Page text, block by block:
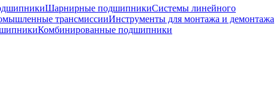
Шарнирные подшипникиСистемы линейного
трансмиссииИнструменты для монтажа и демонтажа
Комбинированные подшипники